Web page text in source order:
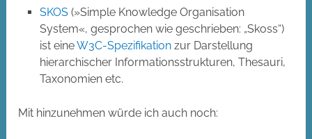
SKOS(»Simple Knowledge Organisation
System«, gesprochen wie geschrieben: „Skoss“)
ist eineW3C-Spezifikationzur Darstellung
hierarchischer Informationsstrukturen, Thesauri,
Taxonomien etc.
Mit hinzunehmen würde ich auch noch: